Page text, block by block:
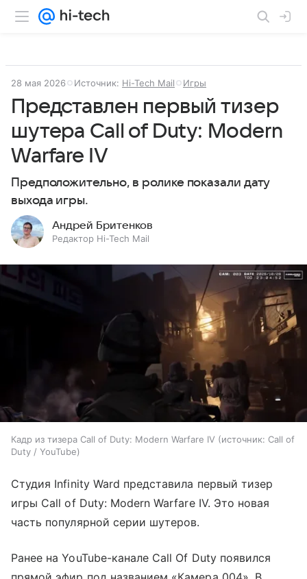
28 мая 2026 Источник: Hi-Tech Mail Игры
Представлен первый тизер
шутера Call of Duty: Modern
Warfare IV
Предположительно, в ролике показали дату
выхода игры.
Андрей Бритенков
Редактор Hi-Tech Mail
Кадр из тизера Call of Duty: Modern Warfare IV источник: Call of
Duty / YouTube
Студия Infinity Ward представила первый тизер
игры Call of Duty: Modern Warfare IV. Это новая
часть популярной серии шутеров.
Ранее на YouTube-канале Call Of Duty появился